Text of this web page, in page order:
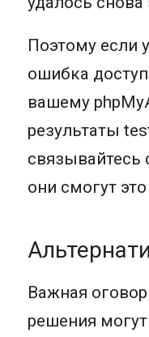
Поэтому если
ошибка
вашему
результаты
они смогут
Важная
решения